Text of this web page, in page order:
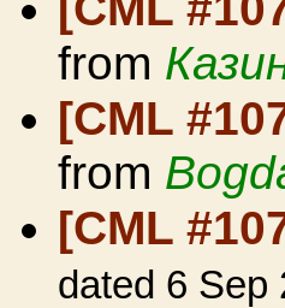
from
[CML
from
[CML
dated 6 Sep